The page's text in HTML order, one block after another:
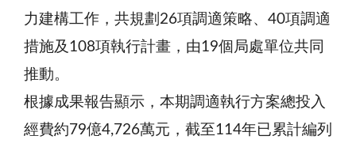
力建構工作，共規劃26項調適策略、40項調適
措施及108項執行計畫，由19個局處單位共同
推動。
根據成果報告顯示，本期調適執行方案總投入
經費約79億4,726萬元，截至114年已累計編列